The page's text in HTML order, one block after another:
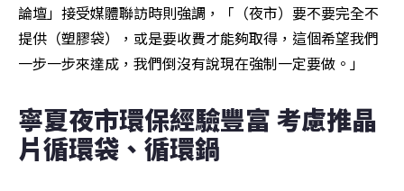
論壇」接受媒體聯訪時則強調，「（夜市）要不要完全不
提供（塑膠袋），或是要收費才能夠取得，這個希望我們
一步一步來達成，我們倒沒有說現在強制一定要做。」
寧夏夜市環保經驗豐富 考慮推晶
片循環袋、循環鍋